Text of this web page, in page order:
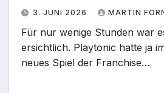
3. JUNI 2026 MARTIN
Für nur wenige Stunden war
ersichtlich. Playtonic hatte ja
neues Spiel der Franchise…